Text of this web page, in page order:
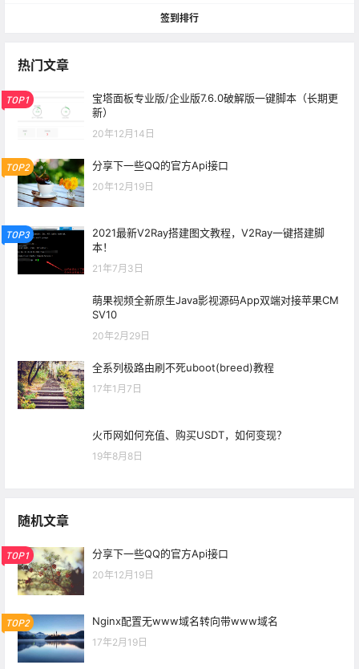
签到排行
热门文章
TOP1
宝塔面板专业版/企业版7.6.0破解版一键脚本（长期更
新）
20年12月14日
TOP2 分享下一些QQ的官方Api接口
20年12月19日
TOP3
2021最新V2Ray搭建图文教程，V2Ray一键搭建脚
本！
21年7月3日
萌果视频全新原生Java影视源码App双端对接苹果CM
SV10
20年2月29日
全系列极路由刷不死uboot(breed)教程
17年1月7日
火币网如何充值、购买USDT，如何变现？
19年8月8日
随机文章
TOP1 分享下一些QQ的官方Api接口
20年12月19日
TOP2 Nginx配置无www域名转向带www域名
17年2月19日